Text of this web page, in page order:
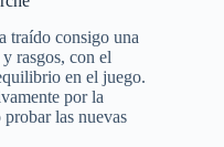
traído consigo una
rasgos, con el
en el juego.
por la
las nuevas